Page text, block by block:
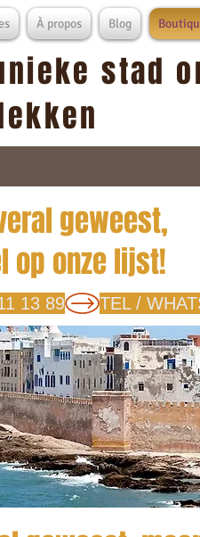
À propos Blog
stad
geweest,
op onze lijst!